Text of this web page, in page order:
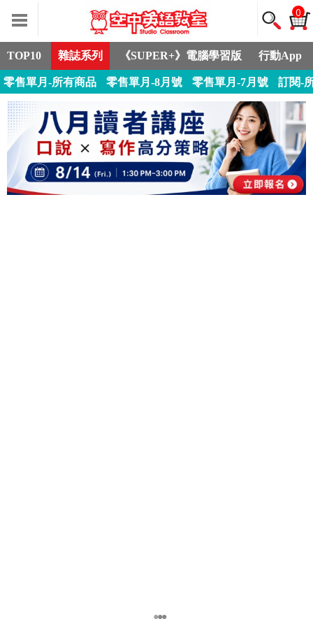
0
TOP10 雜誌系列 《SUPER+》電腦學習版 行動App
零售單月-所有商品 零售單月-8月號 零售單月-7月號 訂閱-